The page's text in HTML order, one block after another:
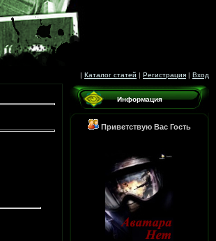
| Каталог статей | Регистрация | Вход
Информация
Приветствую Вас Гость